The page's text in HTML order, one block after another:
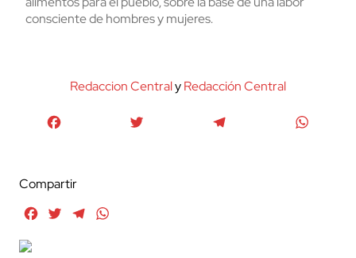
consciente de hombres y mujeres.
Redaccion CentralyRedacción Central
Compartir
FacebookTwitterTelegram